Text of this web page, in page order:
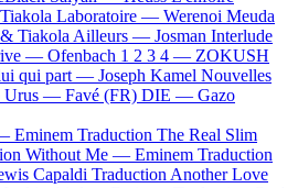
Tiakola Laboratoire — Werenoi Meuda
Tiakola Ailleurs — Josman Interlude
— Ofenbach 1 2 3 4 — ZOKUSH
qui part — Joseph Kamel Nouvelles
Urus — Favé (FR) DIE — Gazo
Eminem Traduction The Real Slim
Without Me — Eminem Traduction
Capaldi Traduction Another Love